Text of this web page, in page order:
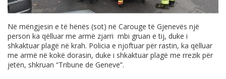
Në mëngjesin e të hënës (sot) në Carouge të Gjenevës një
person ka qëlluar me armë zjarri mbi gruan e tij, duke i
shkaktuar plagë në krah. Policia e njoftuar për rastin, ka qëlluar
me armë në kokë dorasin, duke i shkaktuar plagë me rrezik për
jetën, shkruan “Tribune de Geneve”.